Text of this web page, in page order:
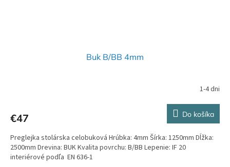
Buk B/BB 4mm
1-4 dni
€47 Do košíka
Preglejka stolárska celobuková Hrúbka: 4mm Šírka: 1250mm Dĺžka:
2500mm Drevina: BUK Kvalita povrchu: B/BB Lepenie: IF 20
interiérové podľa EN 636-1